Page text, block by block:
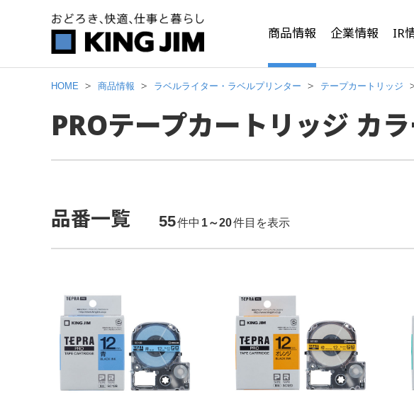
商品情報 企業情報 IR
HOME 商品情報 ラベルライター・ラベルプリンター テープカートリッジ
PROテープカートリッジ カ
品番一覧 55件中 1～20件目を表示